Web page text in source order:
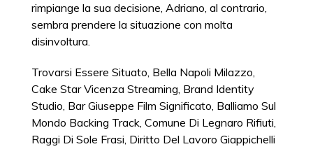
rimpiange la sua decisione, Adriano, al contrario,
sembra prendere la situazione con molta
disinvoltura.
Trovarsi Essere Situato, Bella Napoli Milazzo,
Cake Star Vicenza Streaming, Brand Identity
Studio, Bar Giuseppe Film Significato, Balliamo Sul
Mondo Backing Track, Comune Di Legnaro Rifiuti,
Raggi Di Sole Frasi, Diritto Del Lavoro Giappichelli